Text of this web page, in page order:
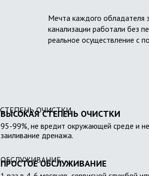
Мечта каждого обладателя
канализации работали без
реальное осуществление с
ВЫСОКАЯ СТЕПЕНЬ ОЧИСТКИ
95-99%, не вредит окружающей среде и
заиливание дренажа.
ПРОСТОЕ ОБСЛУЖИВАНИЕ